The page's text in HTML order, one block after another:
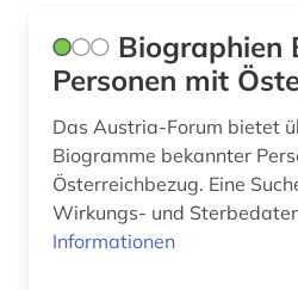
familie (23)
familienforschung (1)
familienwappen (1)
faulhaber (1)
Biographien
Personen mit
Das Austria-Forum bietet
Biogramme bekannter
Österreichbezug. Eine
Wirkungs- und
Informationen